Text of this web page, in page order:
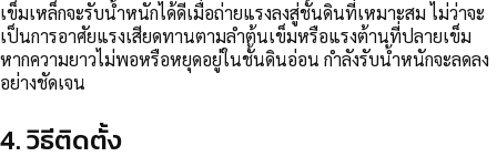
เข็มเหล็กจะรับน้ำหนักได้ดีเมื่อถ่ายแรงลงสู่ชั้นดินที่เหมาะสม ไม่ว่าจะ
เป็นการอาศัยแรงเสียดทานตามลำต้นเข็มหรือแรงต้านที่ปลายเข็ม
หากความยาวไม่พอหรือหยุดอยู่ในชั้นดินอ่อน กำลังรับน้ำหนักจะลดลง
อย่างชัดเจน
4. วิธีติดตั้ง